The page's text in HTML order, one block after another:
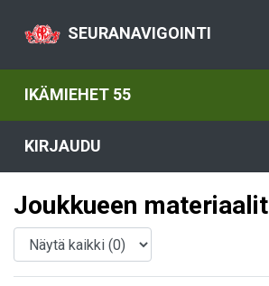
SEURANAVIGOINTI
IKÄMIEHET 55
KIRJAUDU
Joukkueen materiaalit